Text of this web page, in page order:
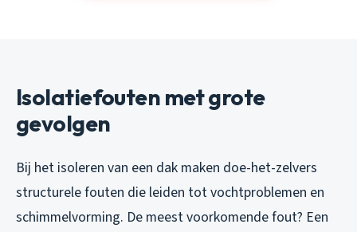
Isolatiefouten met grote
gevolgen
Bij het isoleren van een dak maken doe-het-zelvers
structurele fouten die leiden tot vochtproblemen en
schimmelvorming. De meest voorkomende fout? Een